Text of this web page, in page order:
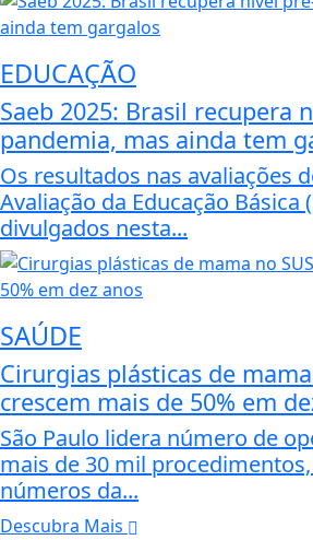
EDUCAÇÃO
Saeb 2025: Brasil recupera
pandemia, mas ainda tem
Os resultados nas avaliações
Avaliação da Educação Básica
divulgados nesta...
SAÚDE
Cirurgias plásticas de
crescem mais de 50% em
São Paulo lidera número de
mais de 30 mil
números da...
Descubra Mais